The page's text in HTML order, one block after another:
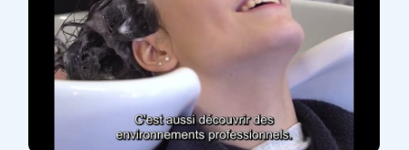
et combinant aussi formation à l’école et en
entreprise, elle vise l’insertion professionnelle des
élèves à besoins spécifiques